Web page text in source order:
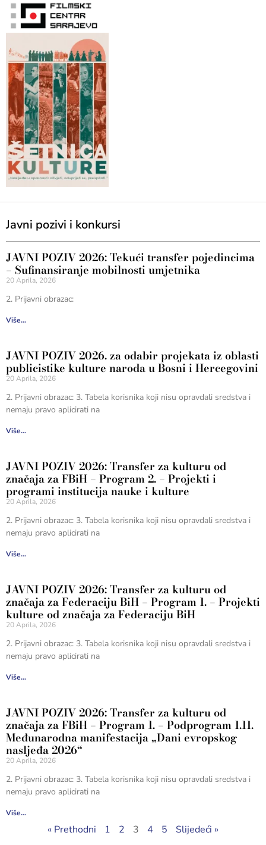
Javni pozivi i konkursi
JAVNI POZIV 2026: Tekući transfer pojedincima
– Sufinansiranje mobilnosti umjetnika
20 Aprila, 2026
2. Prijavni obrazac:
Više...
JAVNI POZIV 2026. za odabir projekata iz oblasti
publicistike kulture naroda u Bosni i Hercegovini
20 Aprila, 2026
2. Prijavni obrazac: 3. Tabela korisnika koji nisu opravdali sredstva i
nemaju pravo aplicirati na
Više...
JAVNI POZIV 2026: Transfer za kulturu od
značaja za FBiH – Program 2. – Projekti i
programi institucija nauke i kulture
20 Aprila, 2026
2. Prijavni obrazac: 3. Tabela korisnika koji nisu opravdali sredstva i
nemaju pravo aplicirati na
Više...
JAVNI POZIV 2026: Transfer za kulturu od
značaja za Federaciju BiH – Program 1. – Projekti
kulture od značaja za Federaciju BiH
20 Aprila, 2026
2. Prijavni obrazac: 3. Tabela korisnika koji nisu opravdali sredstva i
nemaju pravo aplicirati na
Više...
JAVNI POZIV 2026: Transfer za kulturu od
značaja za FBiH – Program 1. – Podprogram 1.11.
Međunarodna manifestacija „Dani evropskog
nasljeđa 2026“
20 Aprila, 2026
2. Prijavni obrazac: 3. Tabela korisnika koji nisu opravdali sredstva i
nemaju pravo aplicirati na
Više...
« Prethodni 1 2 3 4 5 Slijedeći »